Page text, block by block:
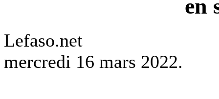
en
Lefaso.net
mercredi 16 mars 2022.